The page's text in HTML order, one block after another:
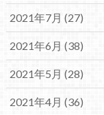
2021年7月 (27)
2021年6月 (38)
2021年5月 (28)
2021年4月 (36)